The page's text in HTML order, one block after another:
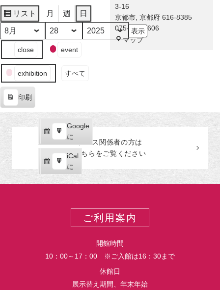
大
観、
そ
し
翠
石
ー
3-16
京都市 京都府 616-8385
075-863-0606
マップ福
リスト
表
示
月 週 日
月
日
年
ン
の
テ
リ
ー
close event
exhibition すべて
印刷
示
Google
で
購
読
iCal
で
購
読
Google
に
エ
ク
ス
ポ
iCal
に
エ
ク
プレス関係者の方は
こちらをご覧ください
ご利用案内
開館時間
10：00～17：00 ※ご入館は16：30まで
休館日
展示替え期間、年末年始